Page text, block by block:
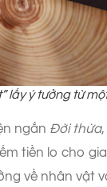
lấy ý tưởng từ
ngắn Đời thừa,
tiền lo cho
về nhân vật